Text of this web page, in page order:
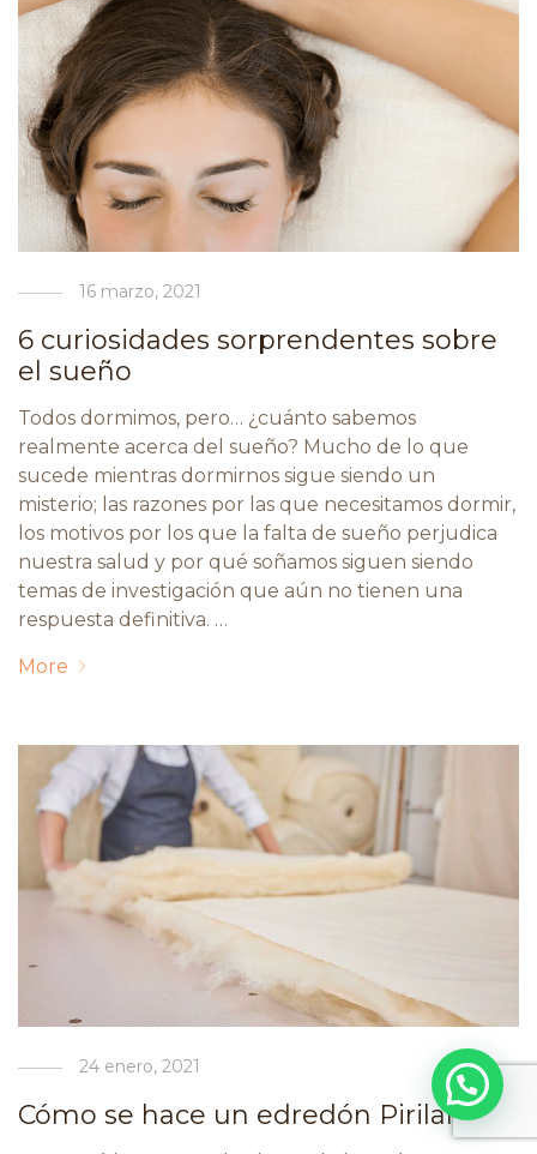
16 marzo, 2021
6 curiosidades sorprendentes sobre
el sueño
Todos dormimos, pero… ¿cuánto sabemos
realmente acerca del sueño? Mucho de lo que
sucede mientras dormirnos sigue siendo un
misterio; las razones por las que necesitamos dormir,
los motivos por los que la falta de sueño perjudica
nuestra salud y por qué soñamos siguen siendo
temas de investigación que aún no tienen una
respuesta definitiva. …
More
24 enero, 2021
Cómo se hace un edredón Pirilana